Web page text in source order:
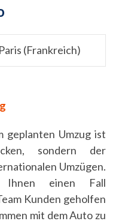
(Frankreich)
geplanten Umzug ist
sondern der
Umzügen.
Ihnen einen Fall
Kunden geholfen
mit dem Auto zu